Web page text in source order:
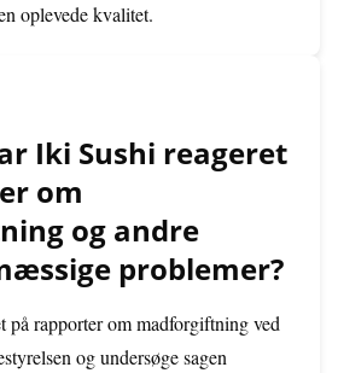
oplevede kvalitet.
Iki Sushi reageret
om
og andre
problemer?
på rapporter om madforgiftning ved
og undersøge sagen